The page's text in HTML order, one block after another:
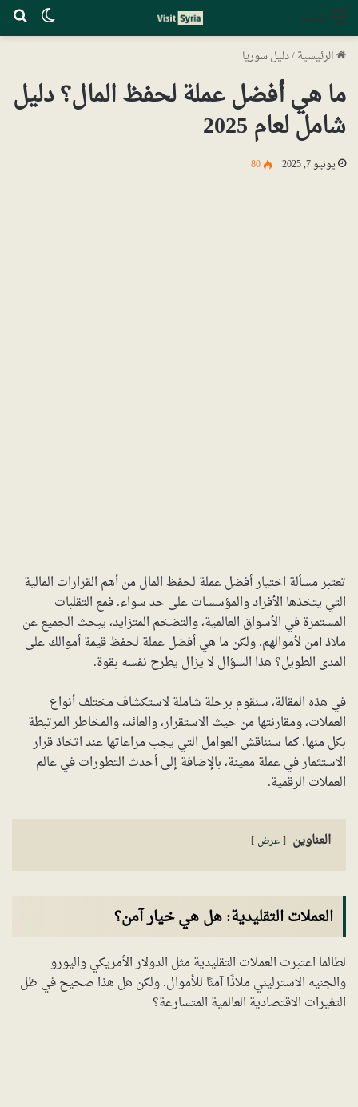
القائمة
الرئيسية/دليل سوريا
ما هي أفضل عملة لحفظ المال؟ دليل
شامل لعام 2025
يونيو 7, 2025 80
تعتبر مسألة اختيار أفضل عملة لحفظ المال من أهم القرارات المالية
التي يتخذها الأفراد والمؤسسات على حد سواء. فمع التقلبات
المستمرة في الأسواق العالمية، والتضخم المتزايد، يبحث الجميع عن
ملاذ آمن لأموالهم. ولكن ما هي أفضل عملة لحفظ قيمة أموالك على
المدى الطويل؟ هذا السؤال لا يزال يطرح نفسه بقوة.
في هذه المقالة، سنقوم برحلة شاملة لاستكشاف مختلف أنواع
العملات، ومقارنتها من حيث الاستقرار، والعائد، والمخاطر المرتبطة
بكل منها. كما سنناقش العوامل التي يجب مراعاتها عند اتخاذ قرار
الاستثمار في عملة معينة، بالإضافة إلى أحدث التطورات في عالم
العملات الرقمية.
العناوين عرض
العملات التقليدية: هل هي خيار آمن؟
لطالما اعتبرت العملات التقليدية مثل الدولار الأمريكي واليورو
والجنيه الاسترليني ملاذًا آمنًا للأموال. ولكن هل هذا صحيح في ظل
التغيرات الاقتصادية العالمية المتسارعة؟